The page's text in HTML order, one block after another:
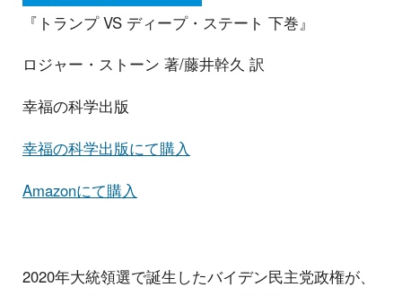
『トランプ VS ディープ・ステート 下巻』
ロジャー・ストーン 著/藤井幹久 訳
幸福の科学出版
幸福の科学出版にて購入
Amazonにて購入
2020年大統領選で誕生したバイデン民主党政権が、